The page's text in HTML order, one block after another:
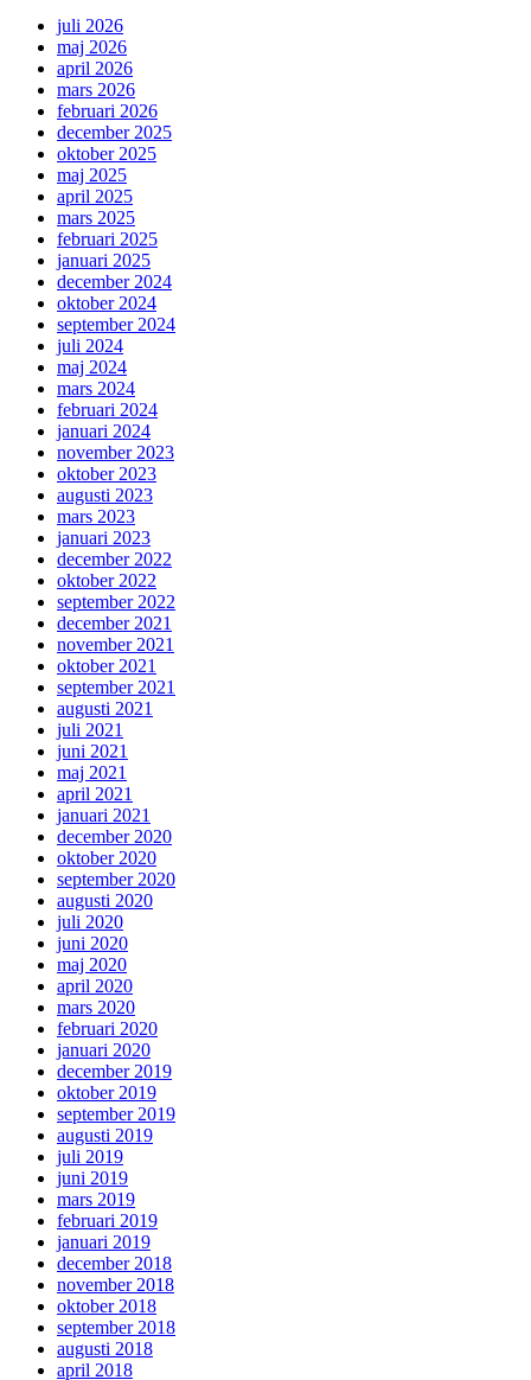
juli 2026
maj 2026
april 2026
mars 2026
februari 2026
december 2025
oktober 2025
maj 2025
april 2025
mars 2025
februari 2025
januari 2025
december 2024
oktober 2024
september 2024
juli 2024
maj 2024
mars 2024
februari 2024
januari 2024
november 2023
oktober 2023
augusti 2023
mars 2023
januari 2023
december 2022
oktober 2022
september 2022
december 2021
november 2021
oktober 2021
september 2021
augusti 2021
juli 2021
juni 2021
maj 2021
april 2021
januari 2021
december 2020
oktober 2020
september 2020
augusti 2020
juli 2020
juni 2020
maj 2020
april 2020
mars 2020
februari 2020
januari 2020
december 2019
oktober 2019
september 2019
augusti 2019
juli 2019
juni 2019
mars 2019
februari 2019
januari 2019
december 2018
november 2018
oktober 2018
september 2018
augusti 2018
april 2018